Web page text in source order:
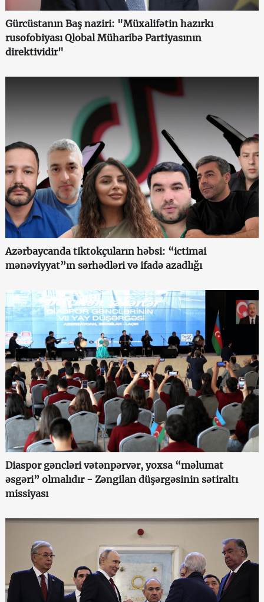
Gürcüstanın Baş naziri: "Müxalifətin hazırkı
rusofobiyası Qlobal Müharibə Partiyasının
direktividir"
Azərbaycanda tiktokçuların həbsi: “ictimai
mənəviyyat”ın sərhədləri və ifadə azadlığı
Diaspor gəncləri vətənpərvər, yoxsa “məlumat
əsgəri” olmalıdır - Zəngilan düşərgəsinin sətiraltı
missiyası